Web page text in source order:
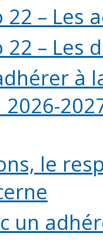
22 –
22 – Les
à
le
un